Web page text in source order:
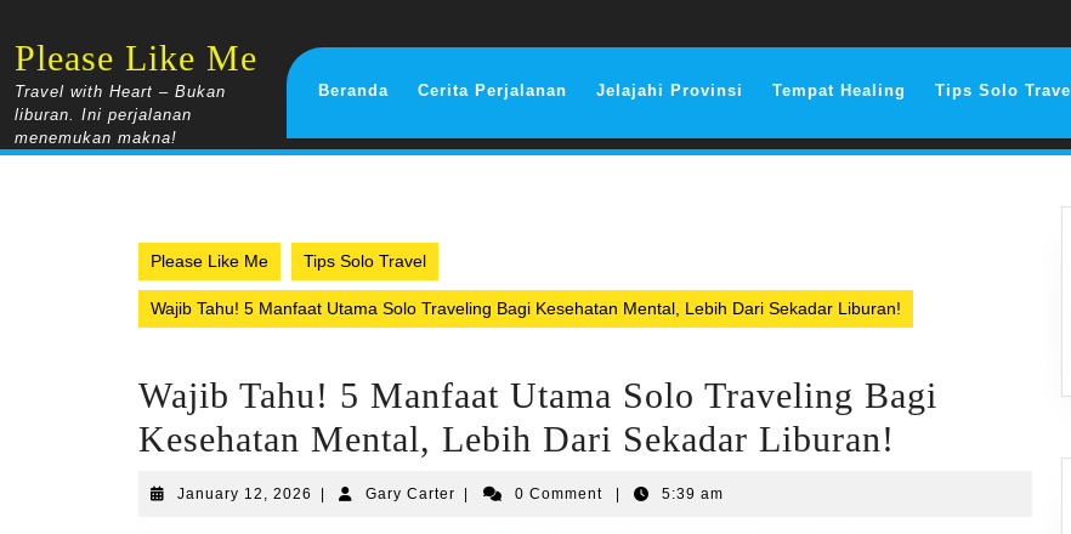
content
Please Like Me
Travel with Heart – Bukan
liburan. Ini perjalanan
menemukan makna!
Beranda Cerita Perjalanan Jelajahi Provinsi Tempat Healing Tips Solo Travel
Please Like Me Tips Solo Travel
Wajib Tahu! 5 Manfaat Utama Solo Traveling Bagi Kesehatan Mental, Lebih Dari Sekadar Liburan!
Wajib Tahu! 5 Manfaat Utama Solo Traveling Bagi
Kesehatan Mental, Lebih Dari Sekadar Liburan!
January 12, 2026 JanuaryGary Carter Gary
0 Comment 5:39 am